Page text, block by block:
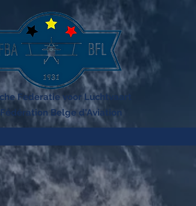
Federatie voor Luchtvaart
Fédération Belge d'Aviation